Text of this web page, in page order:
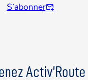
S’abonner
Activ’Route